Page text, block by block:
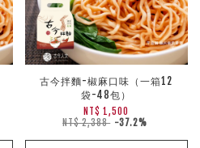
古今拌麵-椒麻口味（一箱12
袋-48包）
NT$ 1,500
NT$ 2,388 -37.2%